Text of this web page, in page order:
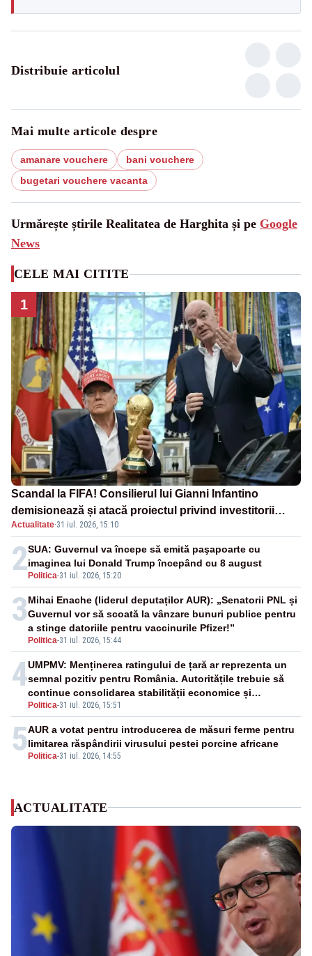
Distribuie articolul
Mai multe articole despre
amanare vouchere
bani vouchere
bugetari vouchere vacanta
Urmărește știrile Realitatea de Harghita și pe Google
News
CELE MAI CITITE
1
Scandal la FIFA! Consilierul lui Gianni Infantino
demisionează și atacă proiectul privind investitorii
străini
Actualitate·31 iul. 2026, 15:10
2Politica-31 iul. 2026, 15:20
SUA: Guvernul va începe să emită paşapoarte cu
imaginea lui Donald Trump începând cu 8 august
3
Politica-31 iul. 2026, 15:44
Mihai Enache (liderul deputaților AUR): „Senatorii PNL și
Guvernul vor să scoată la vânzare bunuri publice pentru
a stinge datoriile pentru vaccinurile Pfizer!”
4
Politica-31 iul. 2026, 15:51
UMPMV: Menținerea ratingului de țară ar reprezenta un
semnal pozitiv pentru România. Autoritățile trebuie să
continue consolidarea stabilității economice și
financiare
5Politica-31 iul. 2026, 14:55
AUR a votat pentru introducerea de măsuri ferme pentru
limitarea răspândirii virusului pestei porcine africane
ACTUALITATE